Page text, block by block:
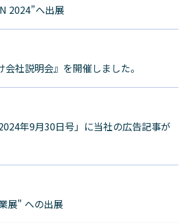
2024”へ出展
会社説明会』を開催しました。
年9月30日号」に当社の広告記事が
展" への出展